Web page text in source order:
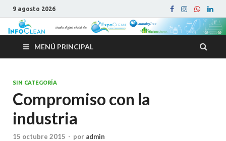
9 agosto 2026
MENÚ PRINCIPAL
SIN CATEGORÍA
Compromiso con la
industria
15 octubre 2015 - por admin